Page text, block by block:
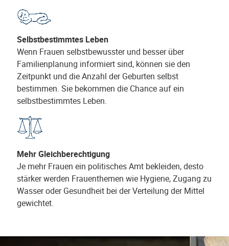
Selbstbestimmtes Leben
Wenn Frauen selbstbewusster und besser über
Familienplanung informiert sind, können sie den
Zeitpunkt und die Anzahl der Geburten selbst
bestimmen. Sie bekommen die Chance auf ein
selbstbestimmtes Leben.
Mehr Gleichberechtigung
Je mehr Frauen ein politisches Amt bekleiden, desto
stärker werden Frauenthemen wie Hygiene, Zugang zu
Wasser oder Gesundheit bei der Verteilung der Mittel
gewichtet.